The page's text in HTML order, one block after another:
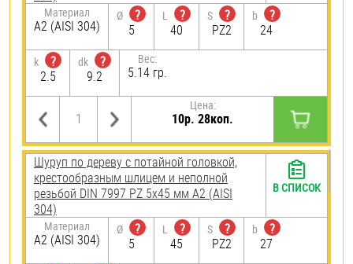
Материал
А2 (AISI 304)
Ø
?
5
L
?
40
S
?
PZ2
b
?
24
k
?
2.5
dk
?
9.2
Вес:
5.14 гр.
Цена:
10р. 28коп.
Шуруп по дереву с потайной головкой,
крестообразным шлицем и неполной
резьбой DIN 7997 PZ 5х45 мм А2 (AISI
304)
Материал
А2 (AISI 304)
Ø
?
5
L
?
45
S
?
PZ2
b
?
27
В СПИСОК